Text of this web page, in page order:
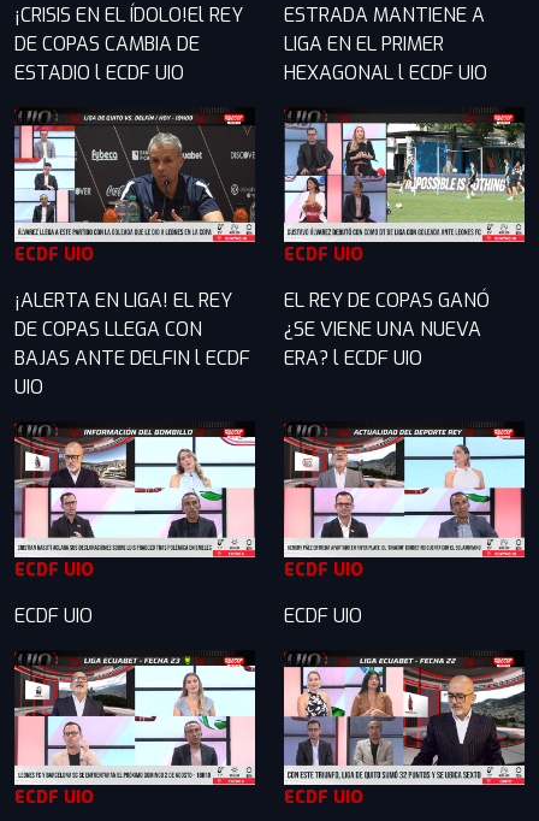
¡CRISIS EN EL ÍDOLO!El REY
DE COPAS CAMBIA DE
ESTADIO l ECDF UIO
ESTRADA MANTIENE A
LIGA EN EL PRIMER
HEXAGONAL l ECDF UIO
ECDF UIO
¡ALERTA EN LIGA! EL REY
DE COPAS LLEGA CON
BAJAS ANTE DELFIN l ECDF
UIO
ECDF UIO
EL REY DE COPAS GANÓ
¿SE VIENE UNA NUEVA
ERA? l ECDF UIO
ECDF UIO
ECDF UIO
ECDF UIO
ECDF UIO
ECDF UIO ECDF UIO